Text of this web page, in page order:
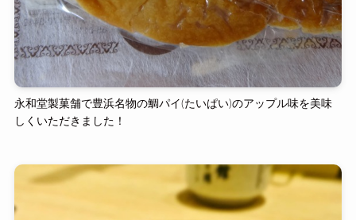
永和堂製菓舗で豊浜名物の鯛パイ(たいぱい)のアップル味を美味
しくいただきました！